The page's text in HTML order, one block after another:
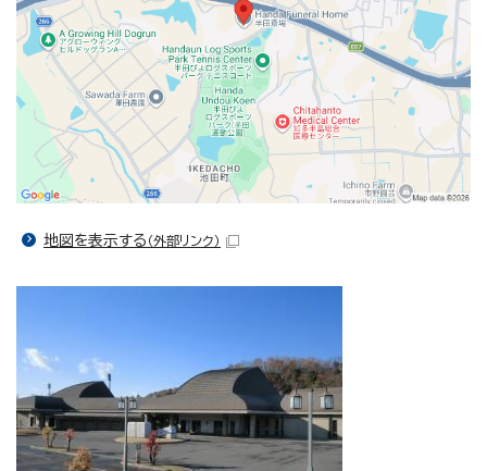
地図を表示する （外部リンク）